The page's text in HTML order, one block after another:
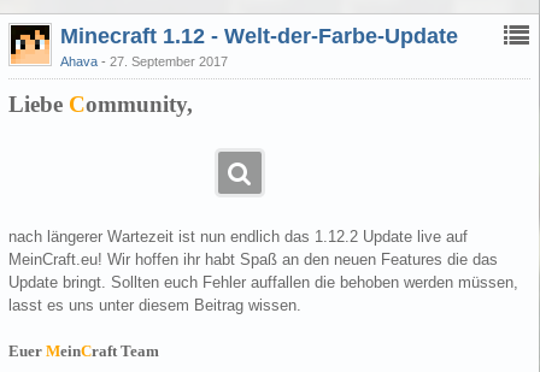
Minecraft 1.12 - Welt-der-Farbe-Update
Ahava 27. September 2017
Liebe Community,
nach längerer Wartezeit ist nun endlich das 1.12.2 Update live auf
MeinCraft.eu! Wir hoffen ihr habt Spaß an den neuen Features die das
Update bringt. Sollten euch Fehler auffallen die behoben werden müssen,
lasst es uns unter diesem Beitrag wissen.
Euer MeinCraft Team